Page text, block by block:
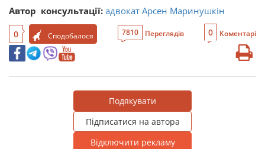
Автор консультації: адвокат Арсен Маринушкін
0 Сподобалося 7810 Переглядів 0 Коментарі
Подякувати
Підписатися на автора
Відключити рекламу